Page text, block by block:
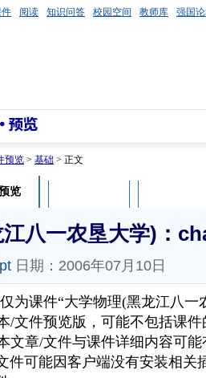
阅读 知识问答 校园空间 教师库 强国
预览 > 基础 > 正文
览
八一农垦大学)：
日期：2006年07月10日
为课件“大学物理(黑龙江八一
/文件预览版，可能不包括课
文章/文件与课件详细内容可
件可能因客户端没有安装相关